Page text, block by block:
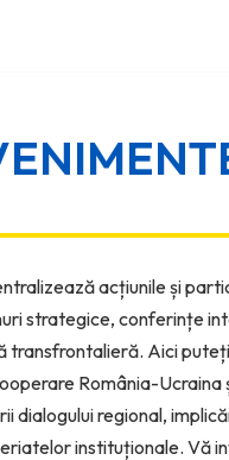
acțiunile și
strategice, conferințe
transfrontalieră. Aici
România-Ucraina
dialogului regional,
instituționale. Vă